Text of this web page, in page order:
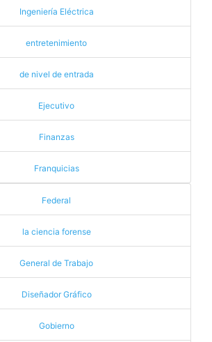
Ingeniería Eléctrica
entretenimiento
de nivel de entrada
Ejecutivo
Finanzas
Franquicias
Federal
la ciencia forense
General de Trabajo
Diseñador Gráfico
Gobierno